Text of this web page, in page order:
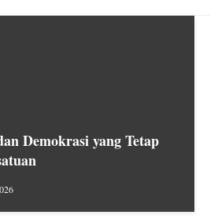
Demokrasi yang Tetap